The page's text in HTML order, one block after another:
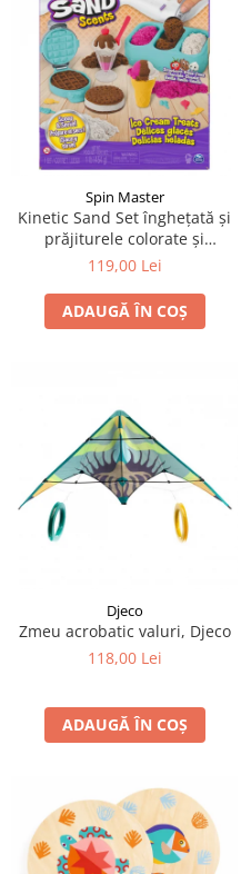
LEGO Art
LEGO Creator Expert
LEGO Architecture
LEGO Ideas
LEGO Speed Champions
Spin Master
Kinetic Sand Set înghețată și
prăjiturele colorate și
parfumate
119,00 Lei
ADAUGĂ ÎN COȘ
Djeco
Zmeu acrobatic valuri, Djeco
118,00 Lei
ADAUGĂ ÎN COȘ